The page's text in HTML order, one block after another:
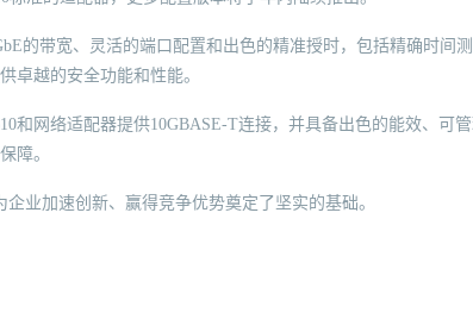
的带宽、灵活的端口配置和出色的精准授时，包括精确时间测
卓越的安全功能和性能。
和网络适配器提供10GBASE-T连接，并具备出色的能效、可
障。
业加速创新、赢得竞争优势奠定了坚实的基础。